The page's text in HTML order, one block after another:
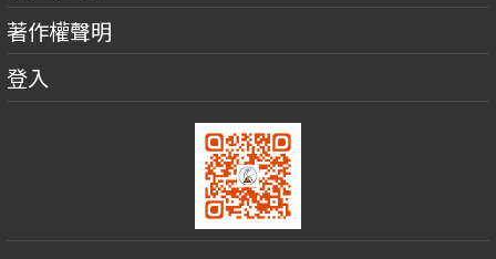
著作權聲明
登入